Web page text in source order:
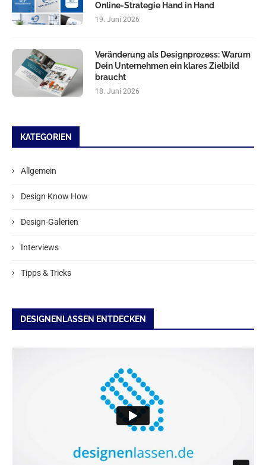
Online-Strategie Hand in Hand
19. Juni 2026
Veränderung als Designprozess: Warum
Dein Unternehmen ein klares Zielbild
braucht
18. Juni 2026
KATEGORIEN
Allgemein
Design Know How
Design-Galerien
Interviews
Tipps & Tricks
DESIGNENLASSEN ENTDECKEN